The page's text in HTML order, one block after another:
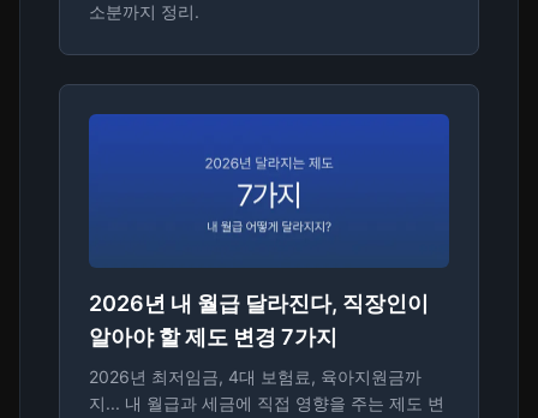
소분까지 정리.
2026년 내 월급 달라진다, 직장인이
알아야 할 제도 변경 7가지
2026년 최저임금, 4대 보험료, 육아지원금까
지... 내 월급과 세금에 직접 영향을 주는 제도 변